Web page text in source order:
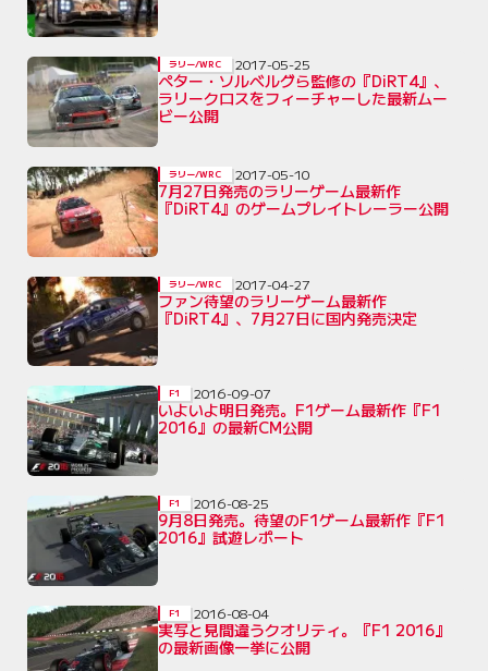
ペター・ソルベルグら監修の『DiRT4』、
ラリークロスをフィーチャーした最新ムー
ビー公開
ラリー/WRC 2017-05-25
7月27日発売のラリーゲーム最新作
『DiRT4』のゲームプレイトレーラー公開
ラリー/WRC 2017-05-10
ファン待望のラリーゲーム最新作
『DiRT4』、7月27日に国内発売決定
ラリー/WRC 2017-04-27
いよいよ明日発売。F1ゲーム最新作『F1
2016』の最新CM公開
F1 2016-09-07
9月8日発売。待望のF1ゲーム最新作『F1
2016』試遊レポート
F1 2016-08-25
実写と見間違うクオリティ。『F1 2016』
の最新画像一挙に公開
F1 2016-08-04